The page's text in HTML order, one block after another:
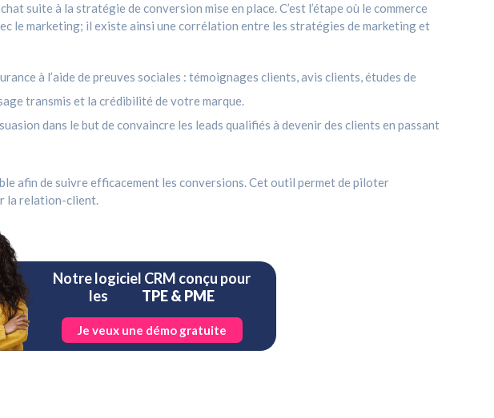
suite à la stratégie de conversion mise en place. C’est l’étape où le commerce
le marketing; il existe ainsi une corrélation entre les stratégies de marketing et
à l’aide de preuves sociales : témoignages clients, avis clients, études de
transmis et la crédibilité de votre marque.
dans le but de convaincre les leads qualifiés à devenir des clients en passant
afin de suivre efficacement les conversions. Cet outil permet de piloter
la relation-client.
Notre logiciel CRM conçu pour
les TPE & PME
Je veux une démo gratuite